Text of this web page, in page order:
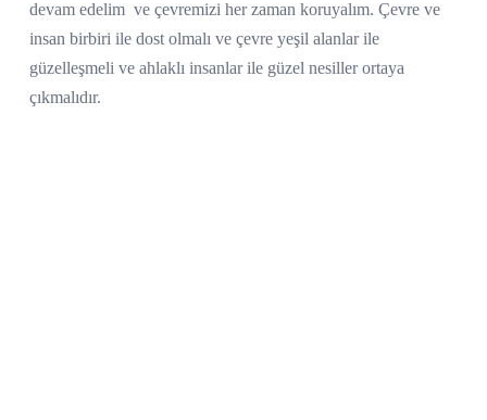
devam edelim ve çevremizi her zaman koruyalım. Çevre ve
insan birbiri ile dost olmalı ve çevre yeşil alanlar ile
güzelleşmeli ve ahlaklı insanlar ile güzel nesiller ortaya
çıkmalıdır.